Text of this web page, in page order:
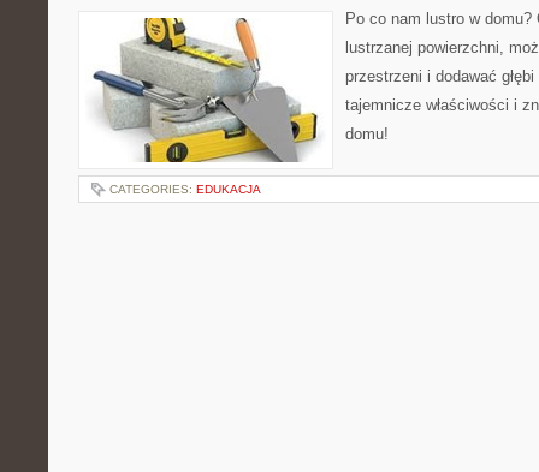
Po co nam lustro w
lustrzanej powierzchni,
przestrzeni i dodawać
tajemnicze właściwości i
domu!
CATEGORIES: EDUKACJA